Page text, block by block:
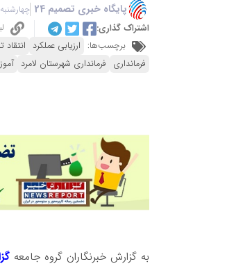
پایگاه خبری تصمیم 24
چهارشنبه 26 اردیبهشت 1403 - 11:06
اشتراک گذاری:
برچسب‌ها: ارزیابی عملکرد انتقاد
فرمانداری فرمانداری شهرستان لامرد
به گزارش خبرنگاران گروه جامعه